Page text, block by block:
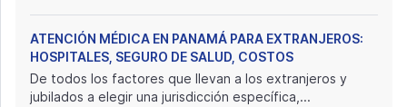
ATENCIÓN MÉDICA EN PANAMÁ PARA EXTRANJEROS:
HOSPITALES, SEGURO DE SALUD, COSTOS
De todos los factores que llevan a los extranjeros y
jubilados a elegir una jurisdicción específica,...